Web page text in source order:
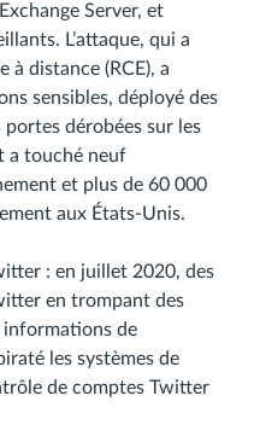
Server, et
L’attaque, qui a
à distance (RCE), a
sensibles, déployé des
dérobées sur les
a touché neuf
et plus de 60 000
aux États-Unis.
: en juillet 2020, des
en trompant des
de
les systèmes de
de comptes Twitter